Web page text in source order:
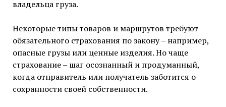
владельца груза.
Некоторые типы товаров и маршрутов требуют
обязательного страхования по закону – например,
опасные грузы или ценные изделия. Но чаще
страхование – шаг осознанный и продуманный,
когда отправитель или получатель заботится о
сохранности своей собственности.